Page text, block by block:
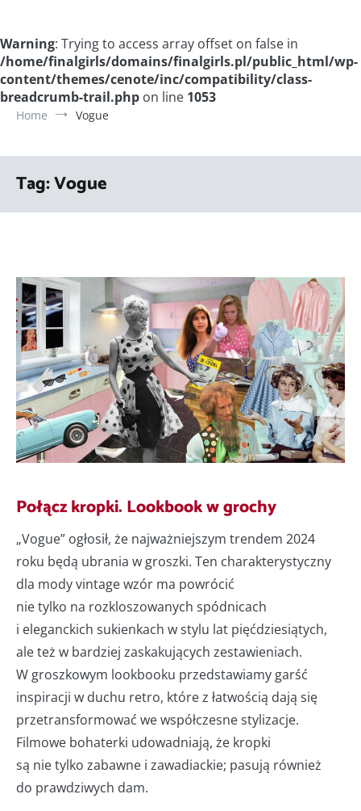
Warning: Trying to access array offset on false in
/home/finalgirls/domains/finalgirls.pl/public_html/wp-
content/themes/cenote/inc/compatibility/class-
breadcrumb-trail.php on line 1053
Home Vogue
Tag:Vogue
Połącz kropki. Lookbook w grochy
„Vogue” ogłosił, że najważniejszym trendem 2024
roku będą ubrania w groszki. Ten charakterystyczny
dla mody vintage wzór ma powrócić
nie tylko na rozkloszowanych spódnicach
i eleganckich sukienkach w stylu lat pięćdziesiątych,
ale też w bardziej zaskakujących zestawieniach.
W groszkowym lookbooku przedstawiamy garść
inspiracji w duchu retro, które z łatwością dają się
przetransformować we współczesne stylizacje.
Filmowe bohaterki udowadniają, że kropki
są nie tylko zabawne i zawadiackie; pasują również
do prawdziwych dam.